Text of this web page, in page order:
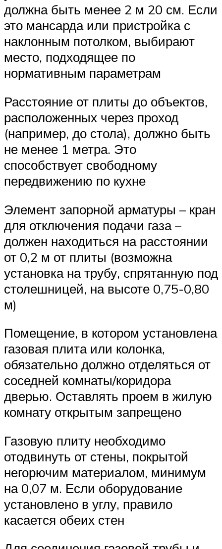
должна быть менее 2 м 20 см. Если
это мансарда или пристройка с
наклонным потолком, выбирают
место, подходящее по
нормативным параметрам
Расстояние от плиты до объектов,
расположенных через проход
(например, до стола), должно быть
не менее 1 метра. Это
способствует свободному
передвижению по кухне
Элемент запорной арматуры – кран
для отключения подачи газа –
должен находиться на расстоянии
от 0,2 м от плиты (возможна
установка на трубу, спрятанную под
столешницей, на высоте 0,75-0,80
м)
Помещение, в котором установлена
газовая плита или колонка,
обязательно должно отделяться от
соседней комнаты/коридора
дверью. Оставлять проем в жилую
комнату открытым запрещено
Газовую плиту необходимо
отодвинуть от стены, покрытой
негорючим материалом, минимум
на 0,07 м. Если оборудование
установлено в углу, правило
касается обеих стен